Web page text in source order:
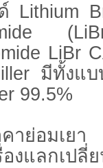
Lithium
LiBr
มีทั้งแ
99.5%
าย่อมเย
งแลกเป